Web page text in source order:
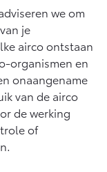
HR
PLUG-IN
we om
je
airco ontstaan
organismen en
onaangename
van de airco
de werking
of